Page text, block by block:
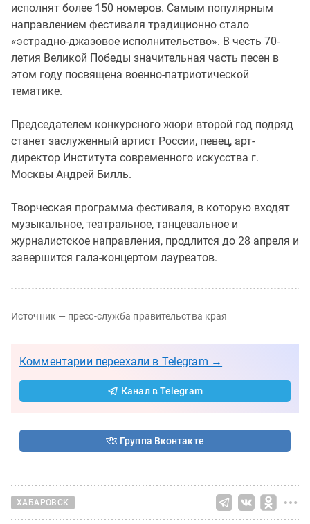
исполнят более 150 номеров. Самым популярным
направлением фестиваля традиционно стало
«эстрадно-джазовое исполнительство». В честь 70-
летия Великой Победы значительная часть песен в
этом году посвящена военно-патриотической
тематике.
Председателем конкурсного жюри второй год подряд
станет заслуженный артист России, певец, арт-
директор Института современного искусства г.
Москвы Андрей Билль.
Творческая программа фестиваля, в которую входят
музыкальное, театральное, танцевальное и
журналистское направления, продлится до 28 апреля и
завершится гала-концертом лауреатов.
Источник — пресс-служба правительства края
Комментарии переехали в Telegram →
Канал в Telegram
Группа Вконтакте
ХАБАРОВСК